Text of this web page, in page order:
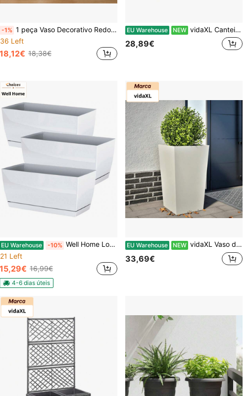
-1% 1 peça Vaso Decorativo Redondo de Cerâmica Vintage Feito à Mão, Estilo Rústico Nostálgico, Adequado para Dia dos Namorados, Ação de Graças, Festa em Casa, Sala de Estar, Escritório, Ornamento Decorativo para Entrada, Vaso de Flores
36 Left
18,12€ 18,38€
EU Warehouse NEW vidaXL Canteiro elevado, floreira, horta, canteiro de plantio, jardim de flores, estufa fria, vaso de plantas, vaso de flores, 160x40x38cm, polipropileno preto
28,89€
EU Warehouse -10% Well Home Lot De 3 Cache-pot En Plastique Coubi Case P Blanc 24 (l) X 12 (l) X 11 (h) Cm
21 Left
15,29€ 16,99€
4-6 dias úteis
EU Warehouse NEW vidaXL Vaso de plantas, vaso de flores com base, floreira, vaso para jardim, varanda, terraço, vaso de flores, recipiente para plantas, floreira, branco
33,69€